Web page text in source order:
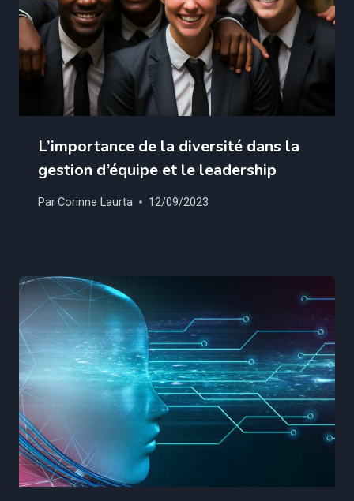
L’importance de la diversité dans la
gestion d’équipe et le leadership
ParCorinne Laurta 12/09/2023